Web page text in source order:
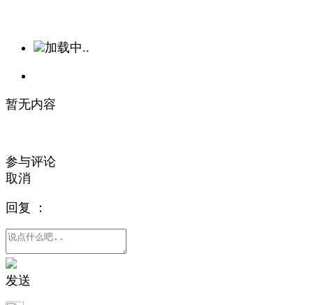
加载中..
暂无内容
参与评论
取消
回复 ：
发送